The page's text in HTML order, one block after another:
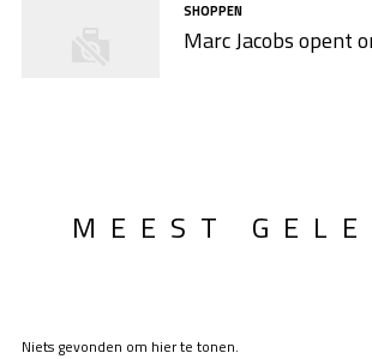
SHOPPEN
Marc Jacobs opent
MEEST
Niets gevonden om hier te tonen.